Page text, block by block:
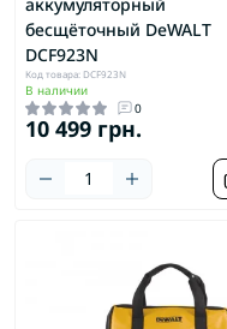
бесщёточный DeWALT
DCF923N
Код товара: DCF923N
В наличии
0
10 499 грн.